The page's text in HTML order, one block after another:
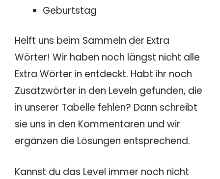
Geburtstag
Helft uns beim Sammeln der Extra
Wörter! Wir haben noch längst nicht alle
Extra Wörter in entdeckt. Habt ihr noch
Zusatzwörter in den Leveln gefunden, die
in unserer Tabelle fehlen? Dann schreibt
sie uns in den Kommentaren und wir
ergänzen die Lösungen entsprechend.
Kannst du das Level immer noch nicht